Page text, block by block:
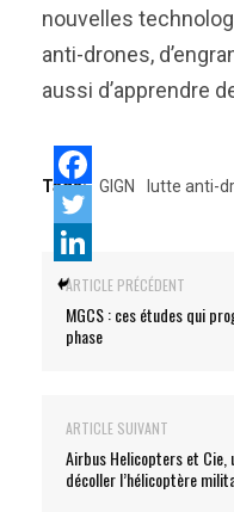
nouvelles
anti-drones,
aussi d’apprendre
Tags: GIGN lutte anti-
ARTICLE PRÉCÉDENT
MGCS : ces études qui
phase
ARTICLE SUIVANT
Airbus Helicopters et Cie,
décoller l’hélicoptère